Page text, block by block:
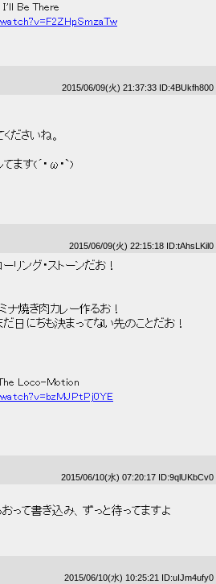
Be There
2015/06/09(火) 21:37:33 ID:4BUkfh800
ださいね。
てます(´･ω･`)
2015/06/09(火) 22:15:18 ID:tAhsLKil0
リング・ストーンだお！
ナ焼き肉カレー作るお！
日にちも決まってない先のことだお！
Loco-Motion
2015/06/10(水) 07:20:17 ID:9qlUKbCv0
って書き込み、ずっと待ってますよ
2015/06/10(水) 10:25:21 ID:uIJm4ufy0